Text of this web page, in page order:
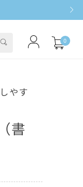
0
やす
書